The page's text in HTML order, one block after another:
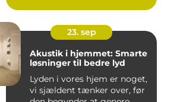
23. sep
Akustik i hjemmet: Smarte
løsninger til bedre lyd
Lyden i vores hjem er noget,
vi sjældent tænker over, før